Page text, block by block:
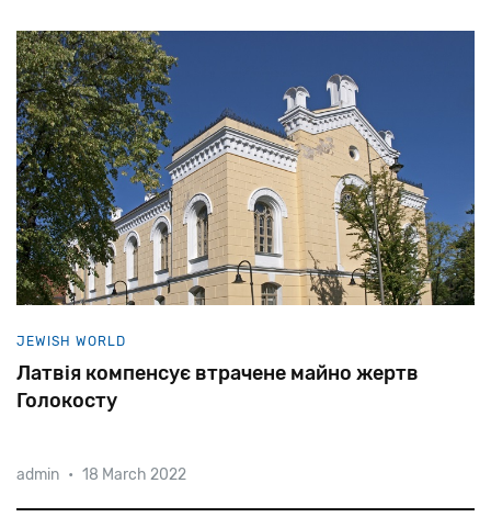
JEWISH WORLD
Латвія компенсує втрачене майно жертв
Голокосту
64 голосами проти 21
за «Закон про добровільну компенсацію латвійській
admin • 18 March 2022